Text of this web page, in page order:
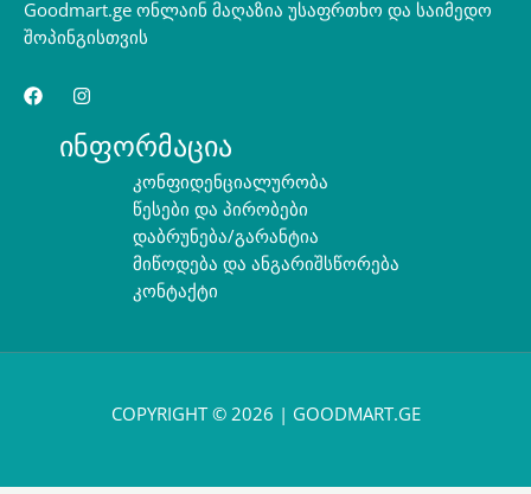
Goodmart.ge ონლაინ მაღაზია უსაფრთხო და საიმედო
შოპინგისთვის
ინფორმაცია
კონფიდენციალურობა
წესები და პირობები
დაბრუნება/გარანტია
მიწოდება და ანგარიშსწორება
კონტაქტი
COPYRIGHT © 2026 | GOODMART.GE